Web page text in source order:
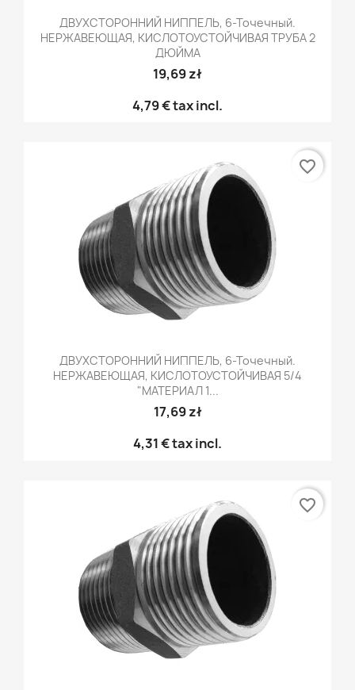
ДВУХСТОРОННИЙ НИППЕЛЬ, 6-Точечный.
НЕРЖАВЕЮЩАЯ, КИСЛОТОУСТОЙЧИВАЯ ТРУБА 2
ДЮЙМА
19,69 zł
4,79 €tax incl.
ДВУХСТОРОННИЙ НИППЕЛЬ, 6-Точечный.
НЕРЖАВЕЮЩАЯ, КИСЛОТОУСТОЙЧИВАЯ 5/4
"МАТЕРИАЛ 1...
17,69 zł
4,31 €tax incl.
favorite_border
favorite_border